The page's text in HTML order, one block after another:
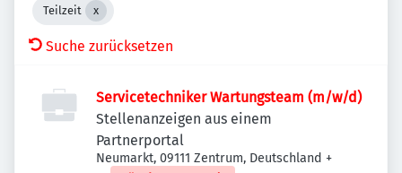
Teilzeit
Suche zurücksetzen
Servicetechniker Wartungsteam (m/w/d)
Stellenanzeigen aus einem
Partnerportal
Neumarkt, 09111 Zentrum, Deutschland +